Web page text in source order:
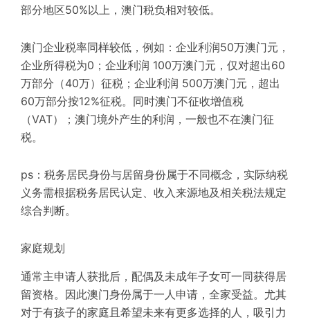
部分地区50%以上，澳门税负相对较低。
澳门企业税率同样较低，例如：企业利润50万澳门元，
企业所得税为0；企业利润 100万澳门元，仅对超出60
万部分（40万）征税；企业利润 500万澳门元，超出
60万部分按12%征税。同时澳门不征收增值税
（VAT）；澳门境外产生的利润，一般也不在澳门征
税。
ps： 税务居民身份与居留身份属于不同概念，实际纳税
义务需根据税务居民认定、收入来源地及相关税法规定
综合判断。
家庭规划
通常主申请人获批后，配偶及未成年子女可一同获得居
留资格。因此澳门身份属于一人申请，全家受益。尤其
对于有孩子的家庭且希望未来有更多选择的人，吸引力